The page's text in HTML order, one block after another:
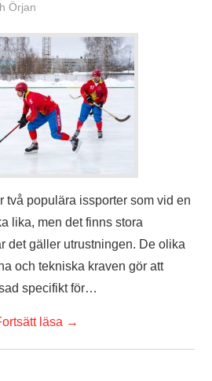
Örjan
två populära issporter som vid en
lika, men det finns stora
det gäller utrustningen. De olika
och tekniska kraven gör att
specifikt för…
läsa →